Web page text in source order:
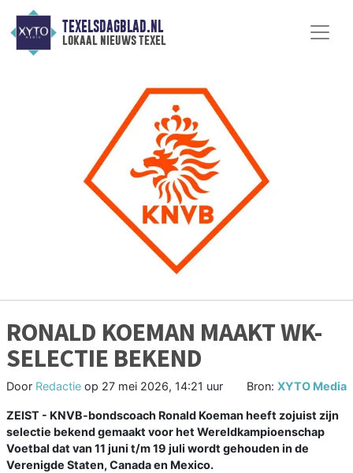
TEXELSDAGBLAD.NL
lokaal nieuws texel
RONALD KOEMAN MAAKT WK-
SELECTIE BEKEND
Door Redactie op 27 mei 2026, 14:21 uur Bron: XYTO Media
ZEIST - KNVB-bondscoach Ronald Koeman heeft zojuist zijn
selectie bekend gemaakt voor het Wereldkampioenschap
Voetbal dat van 11 juni t/m 19 juli wordt gehouden in de
Verenigde Staten, Canada en Mexico.